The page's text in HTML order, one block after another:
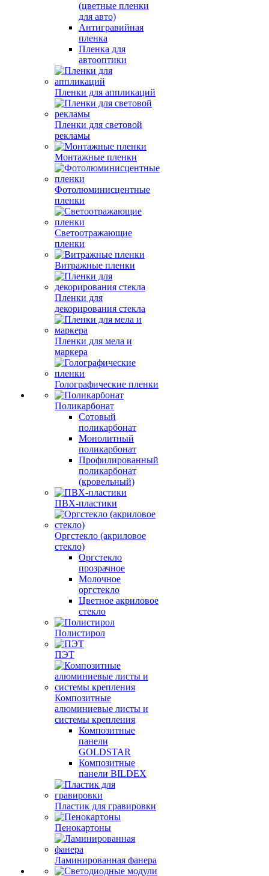
(цветные пленки
для авто)
Антигравийная
пленка
Пленка для
автооптики
Пленки для аппликаций
Пленки для световой
рекламы
Монтажные пленки
Фотолюминисцентные
пленки
Светоотражающие
пленки
Витражные пленки
Пленки для
декорирования стекла
Пленки для мела и
маркера
Голографические пленки
Поликарбонат
Сотовый
поликарбонат
Монолитный
поликарбонат
Профилированный
поликарбонат
(кровельный)
ПВХ-пластики
Оргстекло (акриловое
стекло)
Оргстекло
прозрачное
Молочное
оргстекло
Цветное акриловое
стекло
Полистирол
ПЭТ
Композитные
алюминиевые листы и
системы крепления
Композитные
панели
GOLDSTAR
Композитные
панели BILDEX
Пластик для гравировки
Пенокартоны
Ламинированная фанера